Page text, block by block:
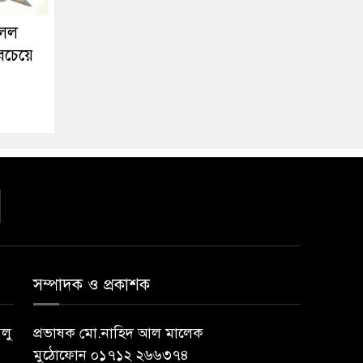
সম্পাদক ও প্রকাশক
প্রভাষক মো.নাহিদ আল মালেক
মুঠোফোন ০১৭১২ ২৬৬৩৭৪